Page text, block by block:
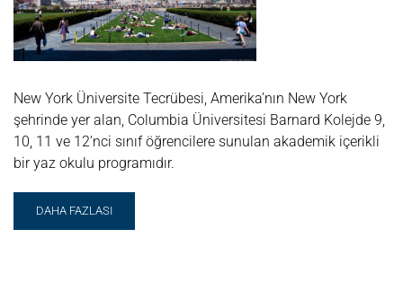
New York Üniversite Tecrübesi, Amerika’nın New York
şehrinde yer alan, Columbia Üniversitesi Barnard Kolejde 9,
10, 11 ve 12’nci sınıf öğrencilere sunulan akademik içerikli
bir yaz okulu programıdır.
READ
MORE
DAHA FAZLASI